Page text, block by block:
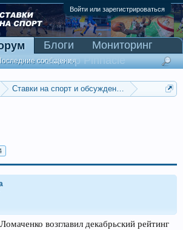
Войти или зарегистрироваться
Ставки на спорт и обсуждение спортивных
возглавил декабрьский рейтинг
сообщения
Блоги
Мониторинг
Сканер Pinnacle